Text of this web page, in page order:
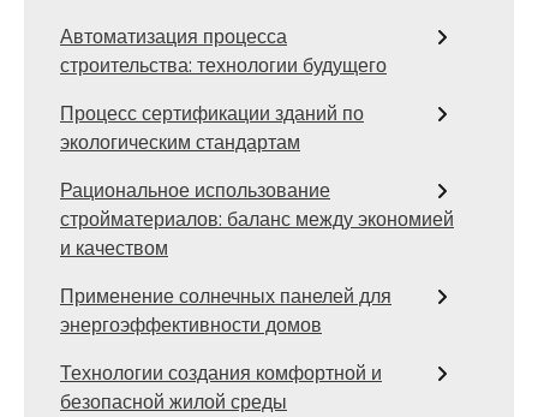
Автоматизация процесса
строительства: технологии будущего
Процесс сертификации зданий по
экологическим стандартам
Рациональное использование
стройматериалов: баланс между экономией
и качеством
Применение солнечных панелей для
энергоэффективности домов
Технологии создания комфортной и
безопасной жилой среды